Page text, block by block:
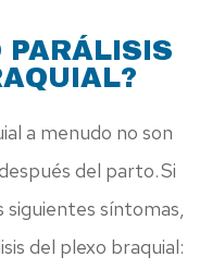
a menudo no son
del parto. Si
siguientes síntomas,
del plexo braquial: